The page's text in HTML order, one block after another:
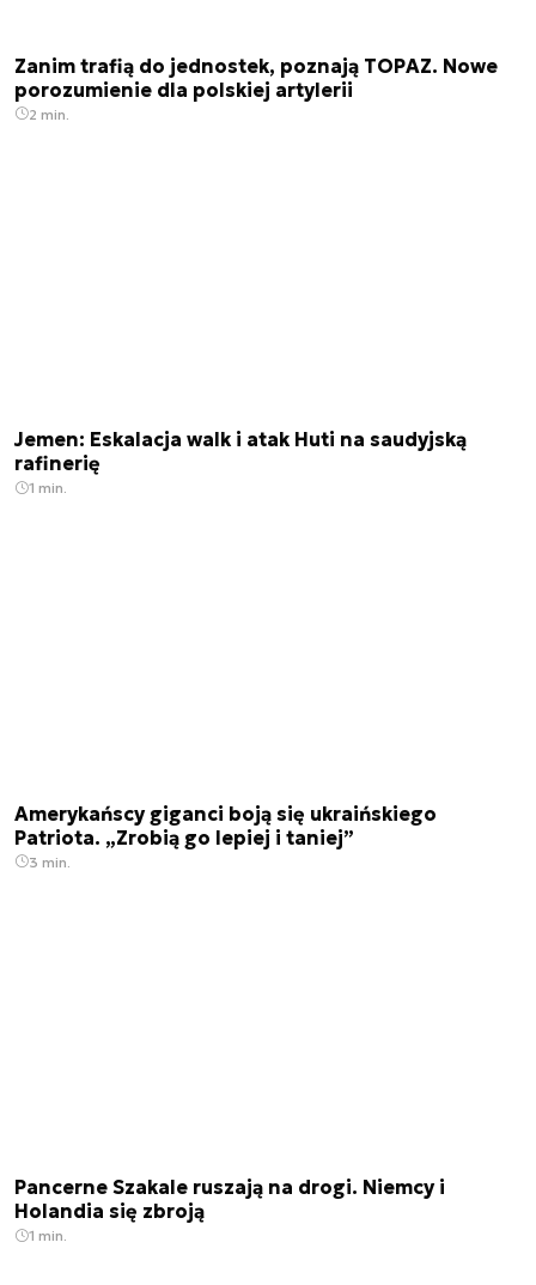
Zanim trafią do jednostek, poznają TOPAZ. Nowe
porozumienie dla polskiej artylerii
2 min.
Jemen: Eskalacja walk i atak Huti na saudyjską
rafinerię
1 min.
Amerykańscy giganci boją się ukraińskiego
Patriota. „Zrobią go lepiej i taniej”
3 min.
Pancerne Szakale ruszają na drogi. Niemcy i
Holandia się zbroją
1 min.